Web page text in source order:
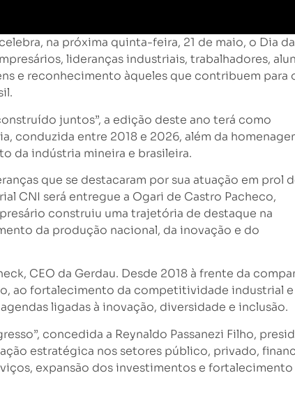
na próxima quinta-feira, 21 de maio, o Dia da
lideranças industriais, trabalhadores,
e reconhecimento àqueles que contribuem para
juntos”, a edição deste ano terá como
conduzida entre 2018 e 2026, além da
da indústria mineira e brasileira.
que se destacaram por sua atuação em prol
CNI será entregue a Ogari de Castro Pacheco,
construiu uma trajetória de destaque na
da produção nacional, da inovação e do
CEO da Gerdau. Desde 2018 à frente da
ao fortalecimento da competitividade industrial e
ligadas à inovação, diversidade e inclusão.
concedida a Reynaldo Passanezi Filho,
estratégica nos setores público, privado,
expansão dos investimentos e fortalecimento